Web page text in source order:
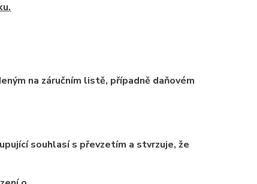
.
na záručním listě, případně daňovém
souhlasí s převzetím a stvrzuje, že